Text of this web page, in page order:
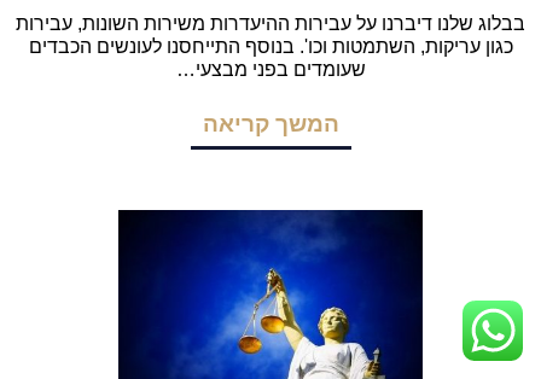
בבלוג שלנו דיברנו על עבירות ההיעדרות משירות השונות, עבירות
כגון עריקות, השתמטות וכו'. בנוסף התייחסנו לעונשים הכבדים
שעומדים בפני מבצעי…
המשך קריאה